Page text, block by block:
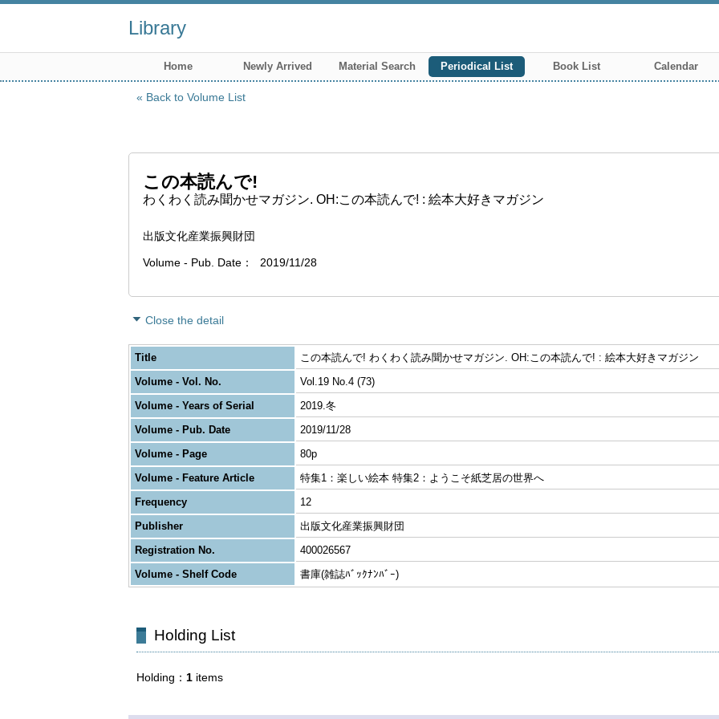
Library
Home Newly Arrived Material Search Periodical List Book List Calendar
Back to Volume List
この本読んで!
わくわく読み聞かせマガジン. OH:この本読んで! : 絵本大好きマガジン
出版文化産業振興財団
Volume - Pub. Date 2019/11/28
Close the detail
Title
この本読んで! わくわく読み聞かせマガジン. OH:この本読んで! : 絵本大好きマガジン
Volume - Vol. No.
Vol.19 No.4 (73)
Volume - Years of Serial
2019.冬
Volume - Pub. Date
2019/11/28
Volume - Page
80p
Volume - Feature Article
特集1：楽しい絵本 特集2：ようこそ紙芝居の世界へ
Frequency
12
Publisher
出版文化産業振興財団
Registration No.
400026567
Volume - Shelf Code
書庫(雑誌ﾊﾞｯｸﾅﾝﾊﾞｰ)
Holding List
Holding 1 items